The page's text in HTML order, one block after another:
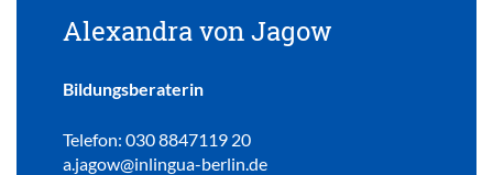
Alexandra von Jagow
Bildungsberaterin
Telefon: 030 8847119 20
a.jagow@inlingua-berlin.de